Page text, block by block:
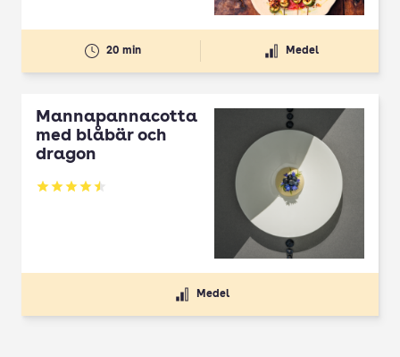
20 min Medel
Mannapannacotta
med blåbär och
dragon
Betyg: 4.5 av 5
Medel